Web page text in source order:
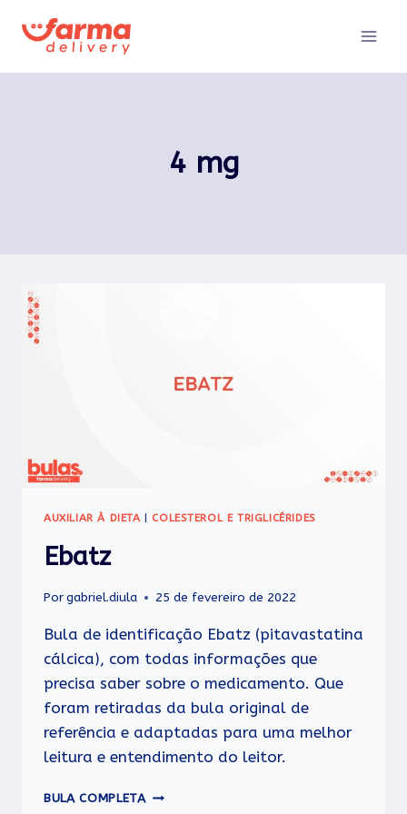
para
4 mg
AUXILIAR À DIETA| COLESTEROL E TRIGLICÉRIDES
Ebatz
Porgabriel.diula 25 de fevereiro de 2022
Bula de identificação Ebatz (pitavastatina
cálcica), com todas informações que
precisa saber sobre o medicamento. Que
foram retiradas da bula original de
referência e adaptadas para uma melhor
leitura e entendimento do leitor.
BULA COMPLETA EBATZ